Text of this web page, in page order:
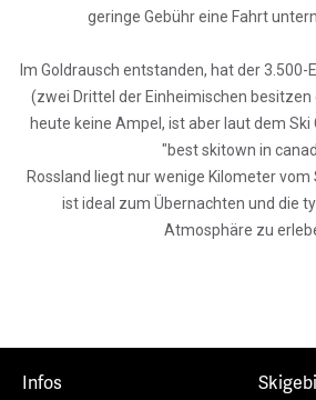
geringe Gebühr eine Fahrt
Im Goldrausch entstanden, hat der 3.500-
(zwei Drittel der Einheimischen besitzen
heute keine Ampel, ist aber laut dem
"best skitown in
Rossland liegt nur wenige Kilometer
ist ideal zum Übernachten und die
Atmosphäre zu
Infos